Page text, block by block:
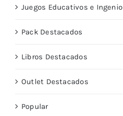
Juegos Educativos e Ingenio
Pack Destacados
Libros Destacados
Outlet Destacados
Popular